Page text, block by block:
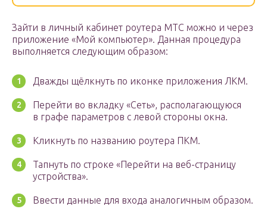
Зайти в личный кабинет роутера MTC можно и через
приложение «Мой компьютер». Данная процедура
выполняется следующим образом:
Дважды щёлкнуть по иконке приложения ЛКМ.
Перейти во вкладку «Сеть», располагающуюся
в графе параметров с левой стороны окна.
Кликнуть по названию роутера ПКМ.
Тапнуть по строке «Перейти на веб-страницу
устройства».
Ввести данные для входа аналогичным образом.